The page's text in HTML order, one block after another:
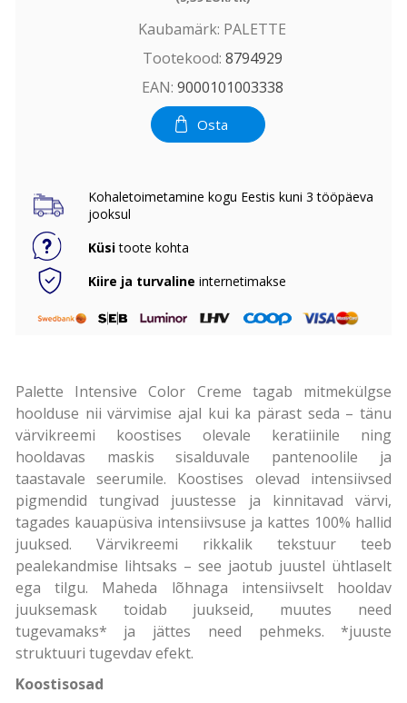
Kaubamärk: PALETTE
Tootekood: 8794929
EAN: 9000101003338
Osta
Kohaletoimetamine kogu Eestis kuni 3 tööpäeva
jooksul
Küsitoote kohta
Kiire ja turvaline internetimakse
Palette Intensive Color Creme tagab mitmekülgse
hoolduse nii värvimise ajal kui ka pärast seda – tänu
värvikreemi koostises olevale keratiinile ning
hooldavas maskis sisalduvale pantenoolile ja
taastavale seerumile. Koostises olevad intensiivsed
pigmendid tungivad juustesse ja kinnitavad värvi,
tagades kauapüsiva intensiivsuse ja kattes 100% hallid
juuksed. Värvikreemi rikkalik tekstuur teeb
pealekandmise lihtsaks – see jaotub juustel ühtlaselt
ega tilgu. Maheda lõhnaga intensiivselt hooldav
juuksemask toidab juukseid, muutes need
tugevamaks* ja jättes need pehmeks. *juuste
struktuuri tugevdav efekt.
Koostisosad